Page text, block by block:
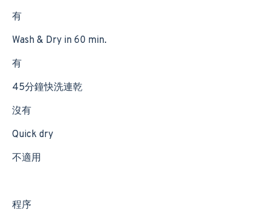
有
Wash & Dry in 60 min.
有
45分鐘快洗連乾
沒有
Quick dry
不適用
程序